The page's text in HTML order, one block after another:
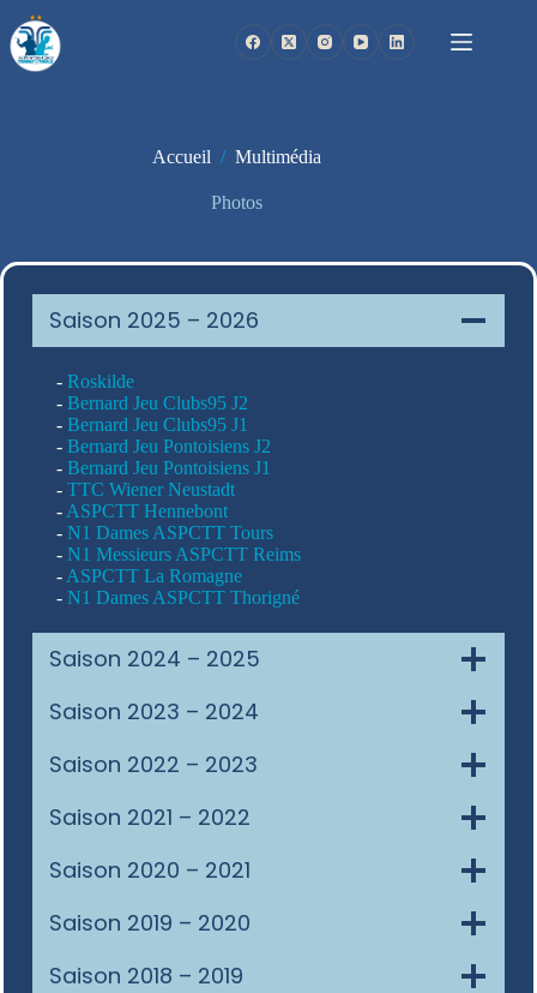
au
contenu
Accueil / Multimédia
Photos
Saison 2025 – 2026
- Roskilde
- Bernard Jeu Clubs95 J2
- Bernard Jeu Clubs95 J1
- Bernard Jeu Pontoisiens J2
- Bernard Jeu Pontoisiens J1
- TTC Wiener Neustadt
- ASPCTT Hennebont
- N1 Dames ASPCTT Tours
- N1 Messieurs ASPCTT Reims
- ASPCTT La Romagne
- N1 Dames ASPCTT Thorigné
Saison 2024 – 2025
Saison 2023 – 2024
Saison 2022 – 2023
Saison 2021 – 2022
Saison 2020 – 2021
Saison 2019 – 2020
Saison 2018 – 2019